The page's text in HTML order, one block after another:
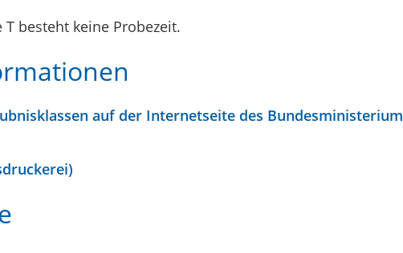
besteht keine Probezeit.
auf der Internetseite des